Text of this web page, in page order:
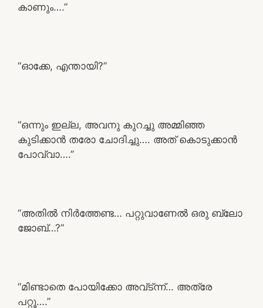
കാണും….”
“ഓക്കേ, എന്തായി?”
“ഒന്നും ഇല്ല, അവനു കുറച്ചു അമ്മിഞ്ഞ
കുടിക്കാൻ തരോ ചോദിച്ചു…. അത് കൊടുക്കാൻ
പോവ്വാ….”
“അതിൽ നിർത്തേണ്ട… പറ്റുവാണേൽ ഒരു ബ്ലോ
ജോബ്…?”
“മിണ്ടാതെ പോയിക്കോ അവ്ട്ന്ന്… അത്രേ
പറ്റൂ….”